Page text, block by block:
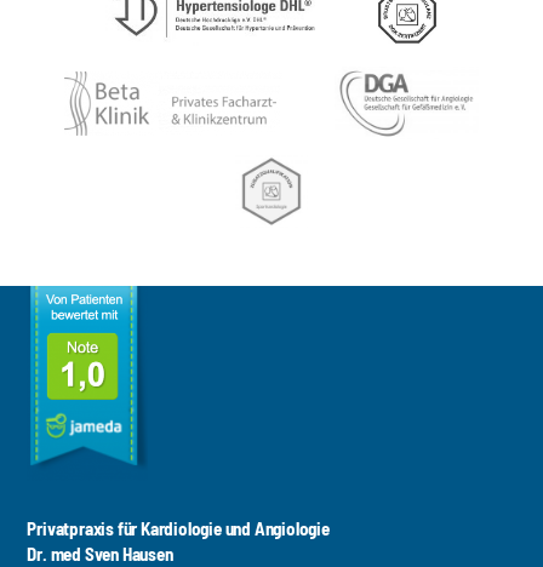
Privatpraxis für Kardiologie und Angiologie
Dr. med Sven Hausen